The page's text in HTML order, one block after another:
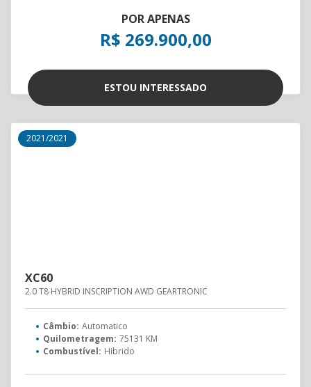
POR APENAS
R$ 269.900,00
ESTOU INTERESSADO
2021/2021
XC60
2.0 T8 HYBRID INSCRIPTION AWD GEARTRONIC
Câmbio: Automatico
Quilometragem: 75131 KM
Combustível: Hibrido